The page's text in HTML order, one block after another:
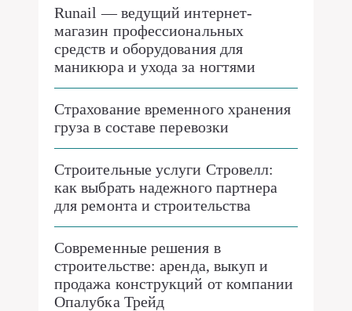
Runail — ведущий интернет-
магазин профессиональных
средств и оборудования для
маникюра и ухода за ногтями
Страхование временного хранения
груза в составе перевозки
Строительные услуги Стровелл:
как выбрать надежного партнера
для ремонта и строительства
Современные решения в
строительстве: аренда, выкуп и
продажа конструкций от компании
Опалубка Трейд